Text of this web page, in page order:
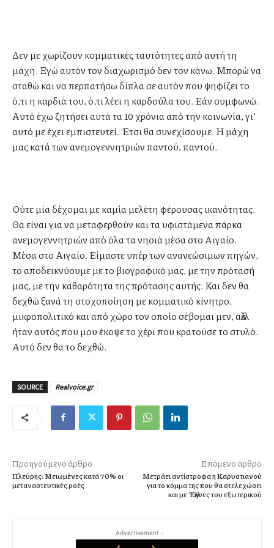
Δεν με χωρίζουν κομματικές ταυτότητες από αυτή τη
μάχη. Εγώ αυτόν τον διαχωρισμό δεν τον κάνω. Μπορώ να
σταθώ και να περπατήσω δίπλα σε αυτόν που ψηφίζει το
ό,τι η καρδιά του, ό,τι λέει η καρδούλα του. Εάν συμφωνώ.
Αυτό έχω ζητήσει αυτά τα 10 χρόνια από την κοινωνία, γι’
αυτό με έχει εμπιστευτεί. Έτσι θα συνεχίσουμε. Η μάχη
μας κατά των ανεμογεννητριών παντού, παντού.
Ούτε μία δέχομαι με καμία μελέτη φέρουσας ικανότητας.
Θα είναι για να μεταφερθούν και τα υφιστάμενα πάρκα
ανεμογεννητριών από όλα τα νησιά μέσα στο Αιγαίο.
Μέσα στο Αιγαίο. Είμαστε υπέρ των ανανεώσιμων πηγών,
το αποδεικνύουμε με το βιογραφικό μας, με την πρότασή
μας, με την καθαρότητα της πρότασης αυτής. Και δεν θα
δεχθώ ξανά τη στοχοποίηση με κομματικό κίνητρο,
μικροπολιτικό και από χώρο τον οποίο σέβομαι μεν, αλλά
ήταν αυτός που μου έκοψε το χέρι που κρατούσε το στυλό.
Αυτό δεν θα το δεχθώ.
SOURCE Realvoice.gr
Προηγούμενο άρθρο
Πλεύρης: Μειωμένες κατά 70% οι
μεταναστευτικές ροές
Επόμενο άρθρο
Μετράει αντίστροφα η Καρυστιανού
για το κόμμα της που θα στελεχώσει
και με Έλληνες του εξωτερικού
- Advertisement -